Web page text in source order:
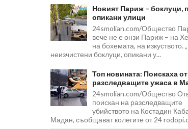
Новият Париж – боклуци,
опикани улици
24smolian.com/Общество
вече не е онзи Париж – на
на бохемата, на изкуството.
неизчистени боклуци, опикани у...
Топ новината: Поискаха
разследващите ужаса в
24smolian.com/Общество
поискан на разследващите
убийството на Костадин
Мадан, съобщават колегите от 24